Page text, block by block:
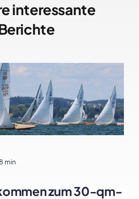
interessante
min
zum 30-qm-